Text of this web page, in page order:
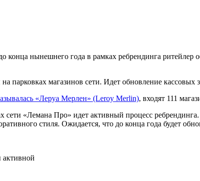
стиля. Ожидается, что до конца года будет